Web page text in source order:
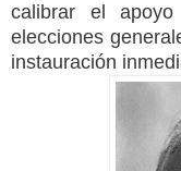
calibrar el
elecciones
instauración